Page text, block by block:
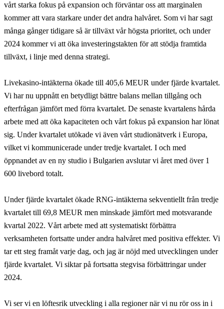
vårt starka fokus på expansion och förväntar oss att marginalen
kommer att vara starkare under det andra halvåret. Som vi har sagt
många gånger tidigare så är tillväxt vår högsta prioritet, och under
2024 kommer vi att öka investeringstakten för att stödja framtida
tillväxt, i linje med denna strategi.
Livekasino-intäkterna ökade till 405,6 MEUR under fjärde kvartalet.
Vi har nu uppnått en betydligt bättre balans mellan tillgång och
efterfrågan jämfört med förra kvartalet. De senaste kvartalens hårda
arbete med att öka kapaciteten och vårt fokus på expansion har lönat
sig. Under kvartalet utökade vi även vårt studionätverk i Europa,
vilket vi kommunicerade under tredje kvartalet. I och med
öppnandet av en ny studio i Bulgarien avslutar vi året med över 1
600 livebord totalt.
Under fjärde kvartalet ökade RNG-intäkterna sekventiellt från tredje
kvartalet till 69,8 MEUR men minskade jämfört med motsvarande
kvartal 2022. Vårt arbete med att systematiskt förbättra
verksamheten fortsatte under andra halvåret med positiva effekter. Vi
tar ett steg framåt varje dag, och jag är nöjd med utvecklingen under
fjärde kvartalet. Vi siktar på fortsatta stegvisa förbättringar under
2024.
Vi ser vi en löftesrik utveckling i alla regioner när vi nu rör oss in i